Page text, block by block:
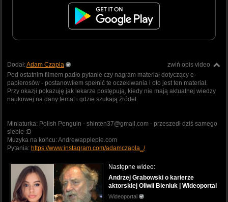
zwiń opis video
Dodał:Adam Czapla
Pod ostatnim filmem padło pytanie czy nagram materiał dotyczący e-
papierosów - postanowiłem spełnić te oczekiwania i oto jest ten materiał.
Przy okazji pokazuję jak lekarze postępują, kiedy nie mają aktualnej wiedzy
naukowej na dany temat i gdzie szukają źródeł.
Miniaturka: Polish Penguin - shinten37@gmail.com - przeszedł dziś samego
siebie :D
Muzyka na końcu: Andrewapplepie.com
Pytania: https://www.instagram.com/adamczapla_/
Następne wideo:
Andrzej Grabowski o karierze
aktorskiej Oliwii Bieniuk | Wideoportal
Wideoportal